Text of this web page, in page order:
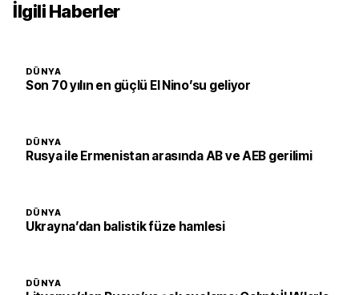
İlgili Haberler
DÜNYA
Son 70 yılın en güçlü El Nino’su geliyor
DÜNYA
Rusya ile Ermenistan arasında AB ve AEB gerilimi
DÜNYA
Ukrayna’dan balistik füze hamlesi
DÜNYA